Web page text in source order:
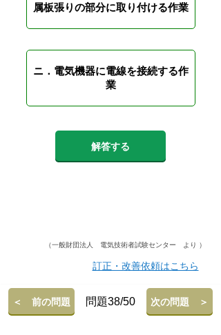
属板張りの部分に取り付ける作業
ニ．電気機器に電線を接続する作
業
解答する
（一般財団法人 電気技術者試験センター より ）
訂正・改善依頼はこちら
＜ 前の問題 問題38/50 次の問題 ＞